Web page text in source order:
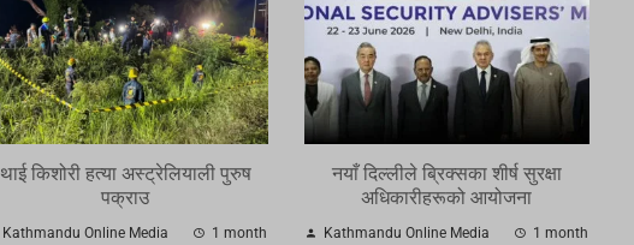
थाई किशोरी हत्या अस्ट्रेलियाली पुरुष
पक्राउ
Kathmandu Online Media
1 month
नयाँ दिल्लीले ब्रिक्सका शीर्ष सुरक्षा
अधिकारीहरूको आयोजना
Kathmandu Online Media
1 month